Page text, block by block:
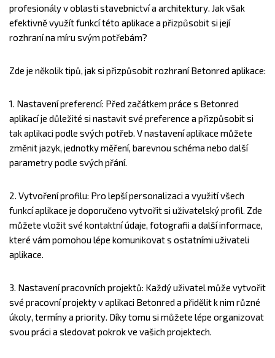
profesionály v oblasti stavebnictví a architektury. Jak však
efektivně využít funkcí této aplikace a přizpůsobit si její
rozhraní na míru svým potřebám?
Zde je několik tipů, jak si přizpůsobit rozhraní Betonred aplikace:
1. Nastavení preferencí: Před začátkem práce s Betonred
aplikací je důležité si nastavit své preference a přizpůsobit si
tak aplikaci podle svých potřeb. V nastavení aplikace můžete
změnit jazyk, jednotky měření, barevnou schéma nebo další
parametry podle svých přání.
2. Vytvoření profilu: Pro lepší personalizaci a využití všech
funkcí aplikace je doporučeno vytvořit si uživatelský profil. Zde
můžete vložit své kontaktní údaje, fotografii a další informace,
které vám pomohou lépe komunikovat s ostatními uživateli
aplikace.
3. Nastavení pracovních projektů: Každý uživatel může vytvořit
své pracovní projekty v aplikaci Betonred a přidělit k nim různé
úkoly, termíny a priority. Díky tomu si můžete lépe organizovat
svou práci a sledovat pokrok ve vašich projektech.